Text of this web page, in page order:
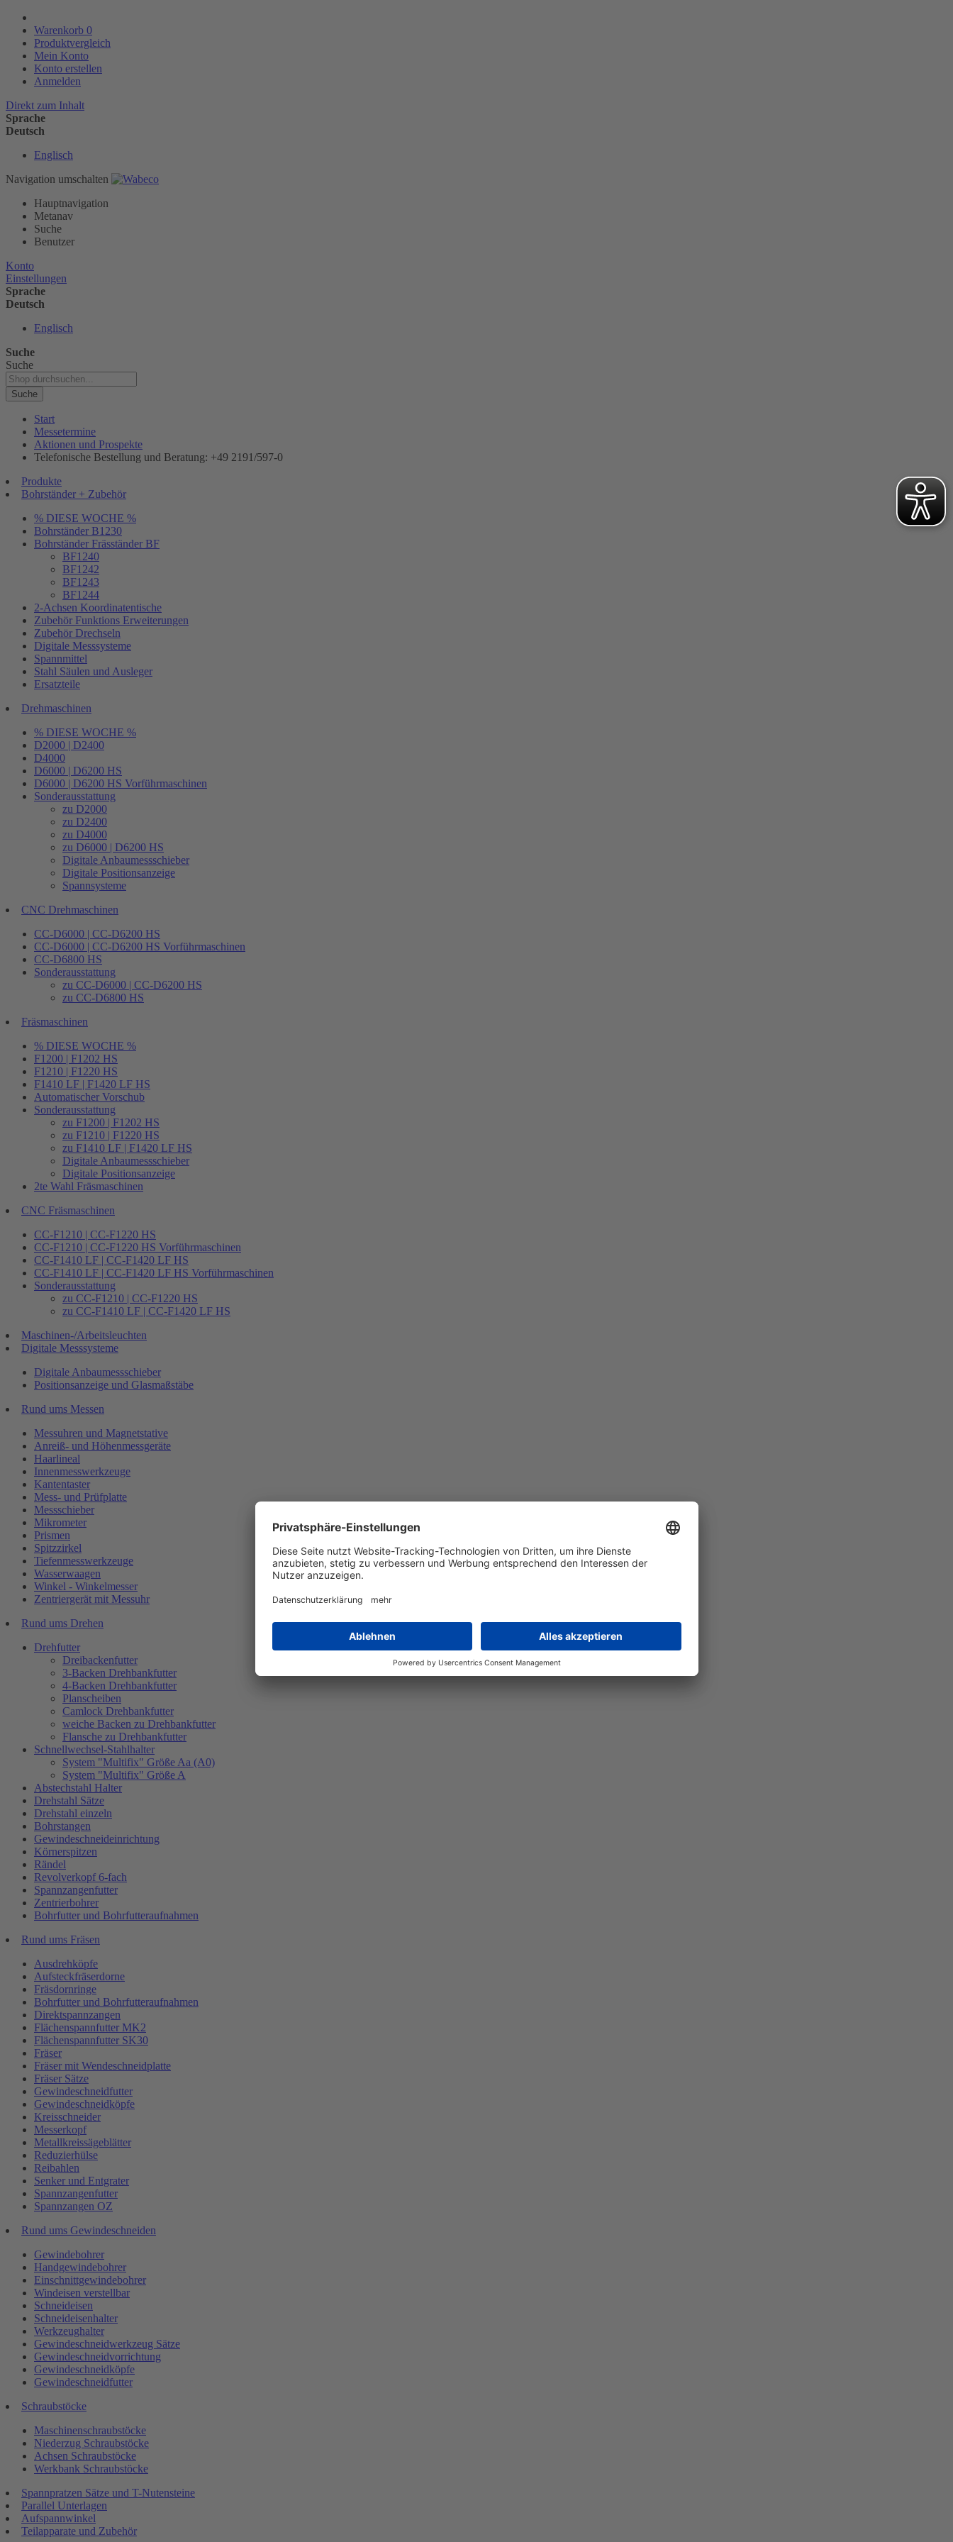
Warenkorb 0
Produktvergleich
Mein Konto
Konto erstellen
Anmelden
Direkt zum Inhalt
Sprache
Deutsch
Englisch
Navigation umschalten
Hauptnavigation
Metanav
Suche
Benutzer
Konto
Einstellungen
Sprache
Deutsch
Englisch
Suche
Suche
Suche
Start
Messetermine
Aktionen und Prospekte
Telefonische Bestellung und Beratung: +49 2191/597-0
Produkte
Bohrständer + Zubehör
% DIESE WOCHE %
Bohrständer B1230
Bohrständer Fräsständer BF
BF1240
BF1242
BF1243
BF1244
2-Achsen Koordinatentische
Zubehör Funktions Erweiterungen
Zubehör Drechseln
Digitale Messsysteme
Spannmittel
Stahl Säulen und Ausleger
Ersatzteile
Drehmaschinen
% DIESE WOCHE %
D2000 | D2400
D4000
D6000 | D6200 HS
D6000 | D6200 HS Vorführmaschinen
Sonderausstattung
zu D2000
zu D2400
zu D4000
zu D6000 | D6200 HS
Digitale Anbaumessschieber
Digitale Positionsanzeige
Spannsysteme
CNC Drehmaschinen
CC-D6000 | CC-D6200 HS
CC-D6000 | CC-D6200 HS Vorführmaschinen
CC-D6800 HS
Sonderausstattung
zu CC-D6000 | CC-D6200 HS
zu CC-D6800 HS
Fräsmaschinen
% DIESE WOCHE %
F1200 | F1202 HS
F1210 | F1220 HS
F1410 LF | F1420 LF HS
Automatischer Vorschub
Sonderausstattung
zu F1200 | F1202 HS
zu F1210 | F1220 HS
zu F1410 LF | F1420 LF HS
Digitale Anbaumessschieber
Digitale Positionsanzeige
2te Wahl Fräsmaschinen
CNC Fräsmaschinen
CC-F1210 | CC-F1220 HS
CC-F1210 | CC-F1220 HS Vorführmaschinen
CC-F1410 LF | CC-F1420 LF HS
CC-F1410 LF | CC-F1420 LF HS Vorführmaschinen
Sonderausstattung
zu CC-F1210 | CC-F1220 HS
zu CC-F1410 LF | CC-F1420 LF HS
Maschinen-/Arbeitsleuchten
Digitale Messsysteme
Digitale Anbaumessschieber
Positionsanzeige und Glasmaßstäbe
Rund ums Messen
Messuhren und Magnetstative
Anreiß- und Höhenmessgeräte
Haarlineal
Innenmesswerkzeuge
Kantentaster
Mess- und Prüfplatte
Messschieber
Mikrometer
Prismen
Spitzzirkel
Tiefenmesswerkzeuge
Wasserwaagen
Winkel - Winkelmesser
Zentriergerät mit Messuhr
Rund ums Drehen
Drehfutter
Dreibackenfutter
3-Backen Drehbankfutter
4-Backen Drehbankfutter
Planscheiben
Camlock Drehbankfutter
weiche Backen zu Drehbankfutter
Flansche zu Drehbankfutter
Schnellwechsel-Stahlhalter
System "Multifix" Größe Aa (A0)
System "Multifix" Größe A
Abstechstahl Halter
Drehstahl Sätze
Drehstahl einzeln
Bohrstangen
Gewindeschneideinrichtung
Körnerspitzen
Rändel
Revolverkopf 6-fach
Spannzangenfutter
Zentrierbohrer
Bohrfutter und Bohrfutteraufnahmen
Rund ums Fräsen
Ausdrehköpfe
Aufsteckfräserdorne
Fräsdornringe
Bohrfutter und Bohrfutteraufnahmen
Direktspannzangen
Flächenspannfutter MK2
Flächenspannfutter SK30
Fräser
Fräser mit Wendeschneidplatte
Fräser Sätze
Gewindeschneidfutter
Gewindeschneidköpfe
Kreisschneider
Messerkopf
Metallkreissägeblätter
Reduzierhülse
Reibahlen
Senker und Entgrater
Spannzangenfutter
Spannzangen OZ
Rund ums Gewindeschneiden
Gewindebohrer
Handgewindebohrer
Einschnittgewindebohrer
Windeisen verstellbar
Schneideisen
Schneideisenhalter
Werkzeughalter
Gewindeschneidwerkzeug Sätze
Gewindeschneidvorrichtung
Gewindeschneidköpfe
Gewindeschneidfutter
Schraubstöcke
Maschinenschraubstöcke
Niederzug Schraubstöcke
Achsen Schraubstöcke
Werkbank Schraubstöcke
Spannpratzen Sätze und T-Nutensteine
Parallel Unterlagen
Aufspannwinkel
Teilapparate und Zubehör